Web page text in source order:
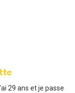
29 ans et je passe